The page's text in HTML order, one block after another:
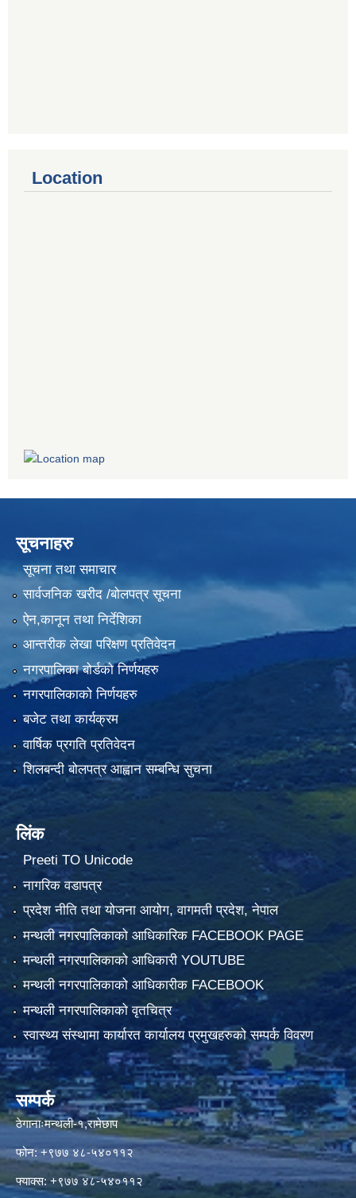
Location
सूचनाहरु
सूचना तथा समाचार
सार्वजनिक खरीद /बोलपत्र सूचना
ऐन,कानून तथा निर्देशिका
आन्तरीक लेखा परिक्षण प्रतिवेदन
नगरपालिका बोर्डको निर्णयहरु
नगरपालिकाको निर्णयहरु
बजेट तथा कार्यक्रम
वार्षिक प्रगति प्रतिवेदन
शिलबन्दी बोलपत्र आह्वान सम्बन्धि सुचना
लिंक
Preeti TO Unicode
नागरिक वडापत्र
प्रदेश नीति तथा योजना आयोग, वागमती प्रदेश, नेपाल
मन्थली नगरपालिकाको आधिकारिक FACEBOOK PAGE
मन्थली नगरपालिकाको आधिकारी YOUTUBE
मन्थली नगरपालिकाको आधिकारीक FACEBOOK
मन्थली नगरपालिकाको वृतचित्र
स्वास्थ्य संस्थामा कार्यारत कार्यालय प्रमुखहरुको सम्पर्क विवरण
सम्पर्क
ठेगानाःमन्थली-१,रामेछाप
फोन: +९७७ ४८-५४०११२
फ्याक्स: +९७७ ४८-५४०११२